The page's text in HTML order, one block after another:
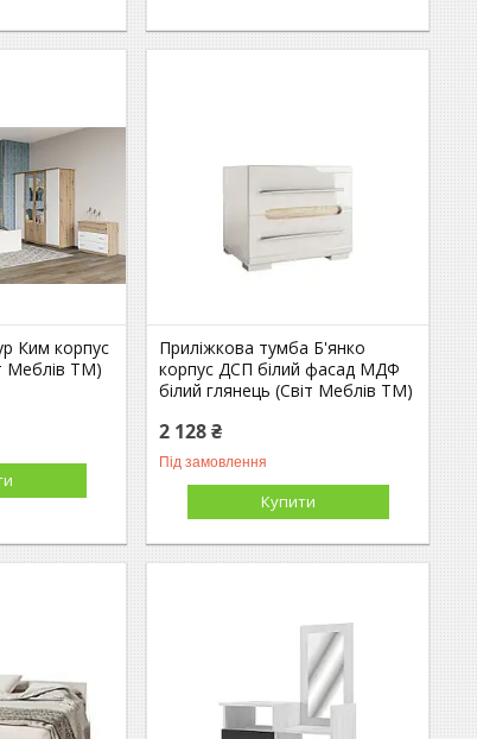
Ким корпус
Меблів TM)
Приліжкова тумба Б'янко
корпус ДСП білий фасад МДФ
білий глянець (Світ Меблів ТМ)
2 128 ₴
Під замовлення
Купити